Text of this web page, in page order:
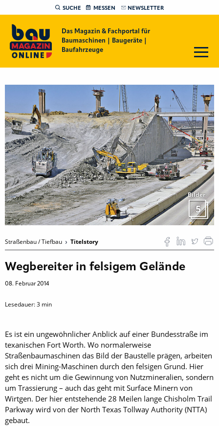
SUCHE MESSEN NEWSLETTER
Das Magazin & Fachportal für
Baumaschinen | Baugeräte |
Baufahrzeuge
Bilder
5
Straßenbau / Tiefbau Titelstory
Wegbereiter in felsigem Gelände
08. Februar 2014
Lesedauer:3 min
Es ist ein ungewöhnlicher Anblick auf einer Bundesstraße im
texanischen Fort Worth. Wo normalerweise
Straßenbaumaschinen das Bild der Baustelle prägen, arbeiten
sich drei Mining-Maschinen durch den felsigen Grund. Hier
geht es nicht um die Gewinnung von Nutzmineralien, sondern
um Trassierung – auch das geht mit Surface Minern von
Wirtgen. Der hier entstehende 28 Meilen lange Chisholm Trail
Parkway wird von der North Texas Tollway Authority (NTTA)
gebaut.